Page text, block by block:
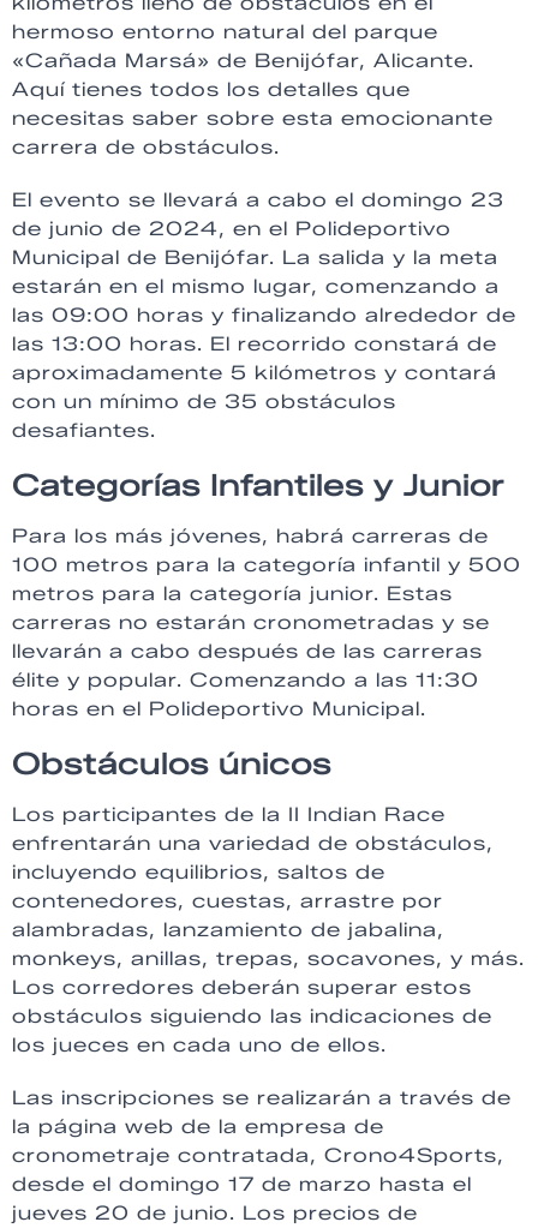
hermoso entorno natural del parque
«Cañada Marsá» de Benijófar, Alicante.
Aquí tienes todos los detalles que
necesitas saber sobre esta emocionante
carrera de obstáculos.
El evento se llevará a cabo el domingo 23
de junio de 2024, en el Polideportivo
Municipal de Benijófar. La salida y la meta
estarán en el mismo lugar, comenzando a
las 09:00 horas y finalizando alrededor de
las 13:00 horas. El recorrido constará de
aproximadamente 5 kilómetros y contará
con un mínimo de 35 obstáculos
desafiantes.
Categorías Infantiles y Junior
Para los más jóvenes, habrá carreras de
100 metros para la categoría infantil y 500
metros para la categoría junior. Estas
carreras no estarán cronometradas y se
llevarán a cabo después de las carreras
élite y popular. Comenzando a las 11:30
horas en el Polideportivo Municipal.
Obstáculos únicos
Los participantes de la II Indian Race
enfrentarán una variedad de obstáculos,
incluyendo equilibrios, saltos de
contenedores, cuestas, arrastre por
alambradas, lanzamiento de jabalina,
monkeys, anillas, trepas, socavones, y más.
Los corredores deberán superar estos
obstáculos siguiendo las indicaciones de
los jueces en cada uno de ellos.
Las inscripciones se realizarán a través de
la página web de la empresa de
cronometraje contratada, Crono4Sports,
desde el domingo 17 de marzo hasta el
jueves 20 de junio. Los precios de